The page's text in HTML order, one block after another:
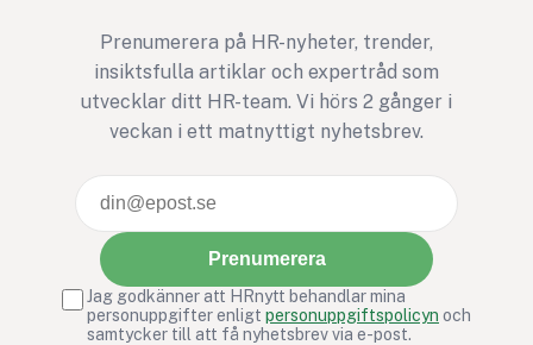
Prenumerera på HR-nyheter, trender,
insiktsfulla artiklar och expertråd som
utvecklar ditt HR-team. Vi hörs 2 gånger i
veckan i ett matnyttigt nyhetsbrev.
Prenumerera
Jag godkänner att HRnytt behandlar mina
personuppgifter enligt personuppgiftspolicyn och
samtycker till att få nyhetsbrev via e-post.